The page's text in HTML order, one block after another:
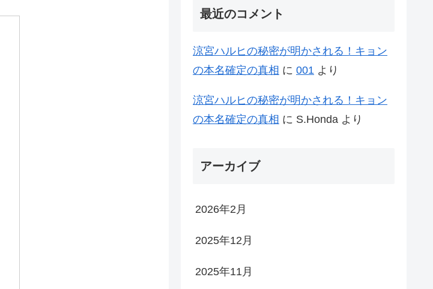
最近のコメント
涼宮ハルヒの秘密が明かされる！キョン
の本名確定の真相 に 001 より
涼宮ハルヒの秘密が明かされる！キョン
の本名確定の真相 に S.Honda より
アーカイブ
2026年2月
2025年12月
2025年11月